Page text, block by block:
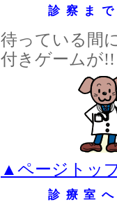
診察ま
待っている間
付きゲームが!!
▲ページトッ
診療室